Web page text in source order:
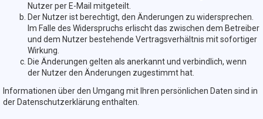
Nutzer per E-Mail mitgeteilt.
Der Nutzer ist berechtigt, den Änderungen zu widersprechen.
Im Falle des Widerspruchs erlischt das zwischen dem Betreiber
und dem Nutzer bestehende Vertragsverhältnis mit sofortiger
Wirkung.
Die Änderungen gelten als anerkannt und verbindlich, wenn
der Nutzer den Änderungen zugestimmt hat.
Informationen über den Umgang mit Ihren persönlichen Daten sind in
der Datenschutzerklärung enthalten.